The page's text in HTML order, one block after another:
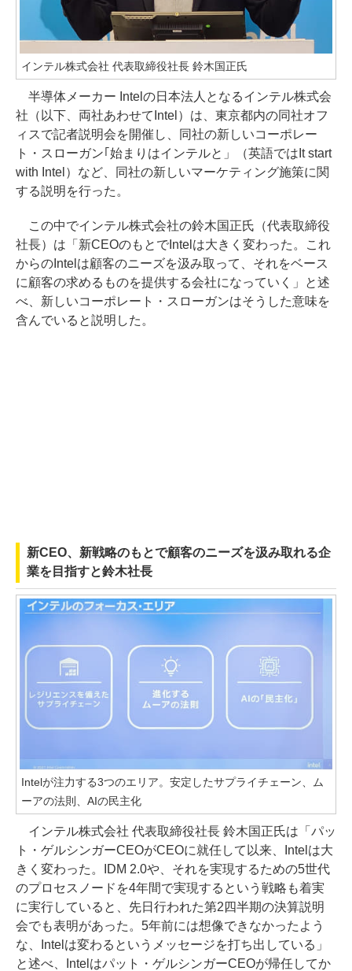
インテル株式会社 代表取締役社長 鈴木国正氏
半導体メーカー Intelの日本法人となるインテル株式会
社（以下、両社あわせてIntel）は、東京都内の同社オフ
ィスで記者説明会を開催し、同社の新しいコーポレー
ト・スローガン｢始まりはインテルと」（英語ではIt start
with Intel）など、同社の新しいマーケティング施策に関
する説明を行った。
この中でインテル株式会社の鈴木国正氏（代表取締役
社長）は「新CEOのもとでIntelは大きく変わった。これ
からのIntelは顧客のニーズを汲み取って、それをベース
に顧客の求めるものを提供する会社になっていく」と述
べ、新しいコーポレート・スローガンはそうした意味を
含んでいると説明した。
新CEO、新戦略のもとで顧客のニーズを汲み取れる企
業を目指すと鈴木社長
Intelが注力する3つのエリア。安定したサプライチェーン、ム
ーアの法則、AIの民主化
インテル株式会社 代表取締役社長 鈴木国正氏は「パッ
ト・ゲルシンガーCEOがCEOに就任して以来、Intelは大
きく変わった。IDM 2.0や、それを実現するための5世代
のプロセスノードを4年間で実現するという戦略も着実
に実行していると、先日行われた第2四半期の決算説明
会でも表明があった。5年前には想像できなかったよう
な、Intelは変わるというメッセージを打ち出している」
と述べ、Intelはパット・ゲルシンガーCEOが帰任してか